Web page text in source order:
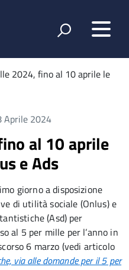
2024, fino al 10 aprile le
Aprile 2024
al 10 aprile
e Ads
giorno a disposizione
di utilità sociale (Onlus) e
(Asd) per
al 5 per mille per l’anno in
6 marzo (vedi articolo
via alle domande per il 5 per